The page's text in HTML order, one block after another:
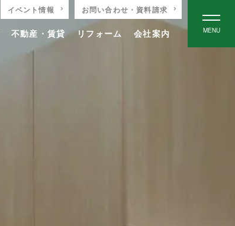
イベント情報 お問い合わせ・資料請求
不動産・賃貸 リフォーム 会社案内 MENU